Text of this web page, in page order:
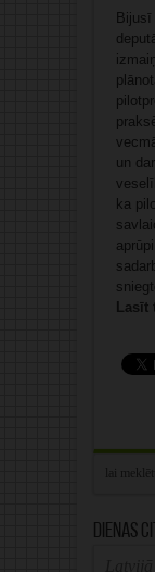
un
ka
Lasīt
Dienas